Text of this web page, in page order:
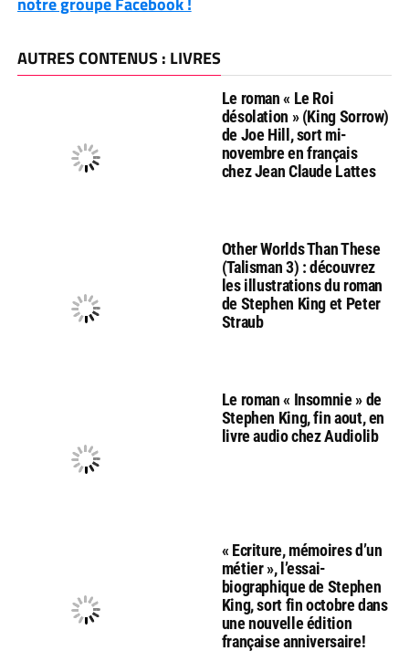
AUTRES CONTENUS : LIVRES
Le roman « Le Roi
désolation » (King Sorrow)
de Joe Hill, sort mi-
novembre en français
chez Jean Claude Lattes
Other Worlds Than These
(Talisman 3) : découvrez
les illustrations du roman
de Stephen King et Peter
Straub
Le roman « Insomnie » de
Stephen King, fin aout, en
livre audio chez Audiolib
« Ecriture, mémoires d’un
métier », l’essai-
biographique de Stephen
King, sort fin octobre dans
une nouvelle édition
française anniversaire!